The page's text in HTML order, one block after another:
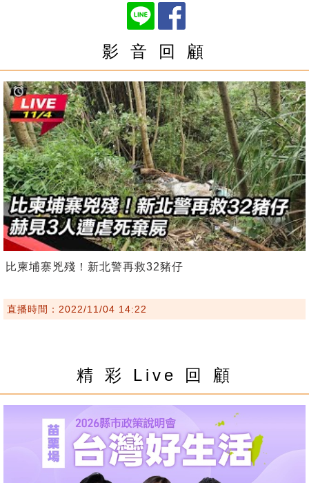
影 音 回 顧
比柬埔寨兇殘！新北警再救32豬仔
直播時間：2022/11/04 14:22
精 彩 Live 回 顧